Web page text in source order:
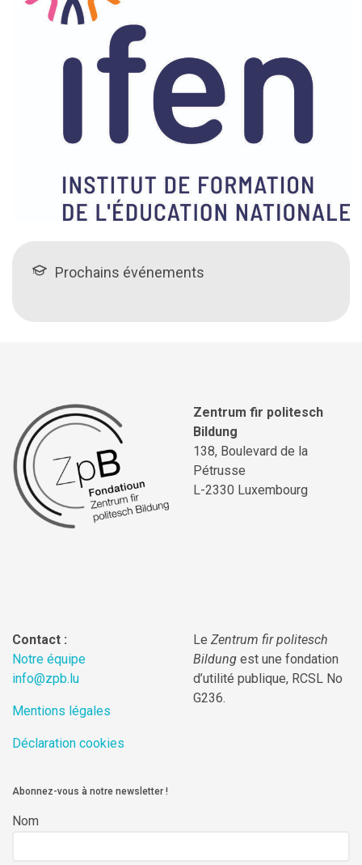
Prochains événements
Zentrum fir politesch
Bildung
138, Boulevard de la
Pétrusse
L-2330 Luxembourg
Contact :
Notre équipe
info@zpb.lu
Mentions légales
Déclaration cookies
Le Zentrum fir politesch
Bildung est une fondation
d’utilité publique, RCSL No
G236.
Abonnez-vous à notre newsletter !
Nom